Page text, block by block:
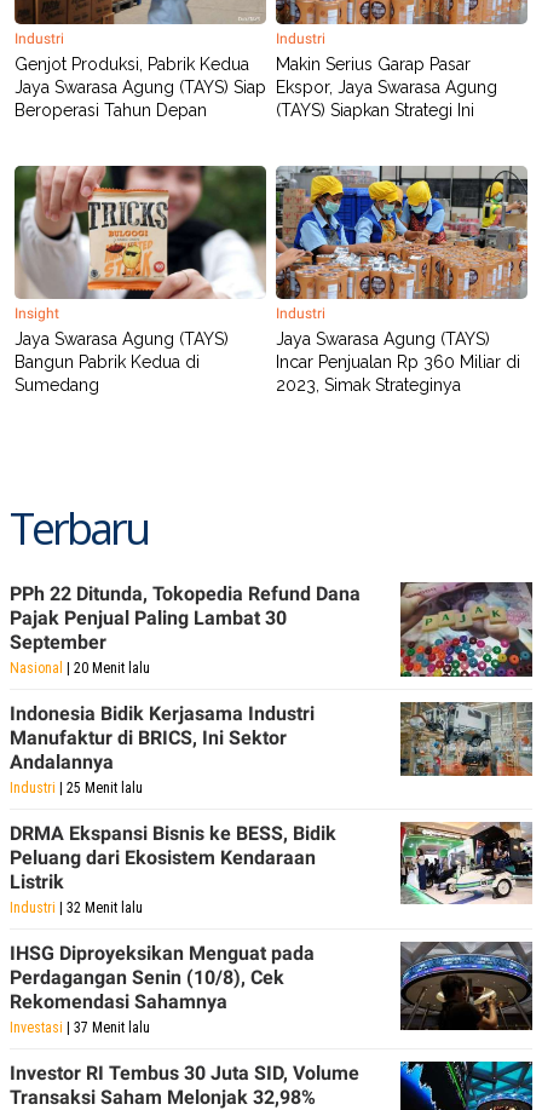
Industri
Genjot Produksi, Pabrik Kedua
Jaya Swarasa Agung (TAYS) Siap
Beroperasi Tahun Depan
Industri
Makin Serius Garap Pasar
Ekspor, Jaya Swarasa Agung
(TAYS) Siapkan Strategi Ini
Insight
Jaya Swarasa Agung (TAYS)
Bangun Pabrik Kedua di
Sumedang
Industri
Jaya Swarasa Agung (TAYS)
Incar Penjualan Rp 360 Miliar di
2023, Simak Strateginya
Terbaru
PPh 22 Ditunda, Tokopedia Refund Dana
Pajak Penjual Paling Lambat 30
September
Nasional | 20 Menit lalu
Indonesia Bidik Kerjasama Industri
Manufaktur di BRICS, Ini Sektor
Andalannya
Industri | 25 Menit lalu
DRMA Ekspansi Bisnis ke BESS, Bidik
Peluang dari Ekosistem Kendaraan
Listrik
Industri | 32 Menit lalu
IHSG Diproyeksikan Menguat pada
Perdagangan Senin (10/8), Cek
Rekomendasi Sahamnya
Investasi | 37 Menit lalu
Investor RI Tembus 30 Juta SID, Volume
Transaksi Saham Melonjak 32,98%